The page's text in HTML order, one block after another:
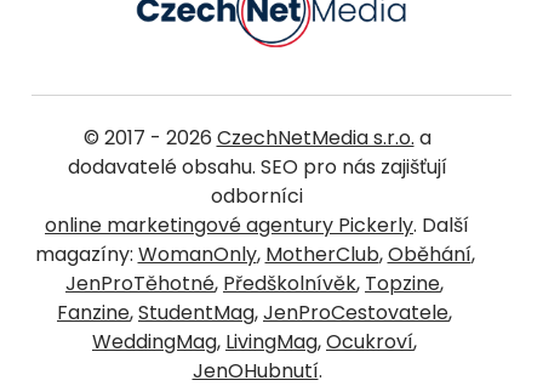
© 2017 - 2026 CzechNetMedia s.r.o. a
dodavatelé obsahu. SEO pro nás zajišťují
odborníci
online marketingové agentury Pickerly. Další
magazíny: WomanOnly, MotherClub,Oběhání,
JenProTěhotné, Předškolnívěk, Topzine,
Fanzine,StudentMag,JenProCestovatele,
WeddingMag, LivingMag,Ocukroví,
JenOHubnutí.